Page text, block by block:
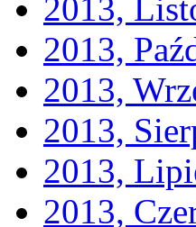
2013,
2013,
2013,
2013,
2013,
2013,